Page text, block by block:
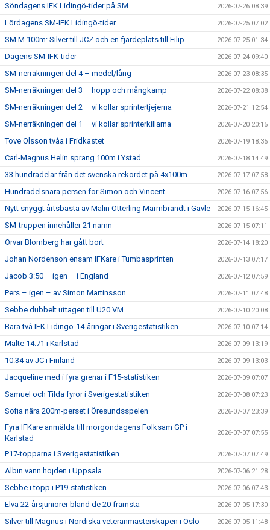
Söndagens IFK Lidingö-tider på SM 2026-07-26 08:39
Lördagens SM-IFK Lidingö-tider 2026-07-25 07:02
SM M 100m: Silver till JCZ och en fjärdeplats till Filip 2026-07-25 01:34
Dagens SM-IFK-tider 2026-07-24 09:40
SM-nerräkningen del 4 – medel/lång 2026-07-23 08:35
SM-nerräkningen del 3 – hopp och mångkamp 2026-07-22 08:38
SM-nerräkningen del 2 – vi kollar sprintertjejerna 2026-07-21 12:54
SM-nerräkningen del 1 – vi kollar sprinterkillarna 2026-07-20 20:15
Tove Olsson tvåa i Fridkastet 2026-07-19 18:35
Carl-Magnus Helin sprang 100m i Ystad 2026-07-18 14:49
33 hundradelar från det svenska rekordet på 4x100m 2026-07-17 07:58
Hundradelsnära persen för Simon och Vincent 2026-07-16 07:56
Nytt snyggt årtsbästa av Malin Otterling Marmbrandt i Gävle 2026-07-15 16:45
SM-truppen innehåller 21 namn 2026-07-15 07:11
Orvar Blomberg har gått bort 2026-07-14 18:20
Johan Nordenson ensam IFKare i Tumbasprinten 2026-07-13 07:17
Jacob 3:50 – igen – i England 2026-07-12 07:59
Pers – igen – av Simon Martinsson 2026-07-11 07:48
Sebbe dubbelt uttagen till U20 VM 2026-07-10 20:08
Bara två IFK Lidingö-14-åringar i Sverigestatistiken 2026-07-10 07:14
Malte 14.71 i Karlstad 2026-07-09 13:19
10.34 av JC i Finland 2026-07-09 13:03
Jacqueline med i fyra grenar i F15-statistiken 2026-07-09 07:07
Samuel och Tilda fyror i Sverigestatistiken 2026-07-08 07:23
Sofia nära 200m-perset i Öresundsspelen 2026-07-07 23:39
Fyra IFKare anmälda till morgondagens Folksam GP i
Karlstad
2026-07-07 07:55
P17-topparna i Sverigestatistiken 2026-07-07 07:49
Albin vann höjden i Uppsala 2026-07-06 21:28
Sebbe i topp i P19-statistiken 2026-07-06 07:43
Elva 22-årsjuniorer bland de 20 främsta 2026-07-05 17:30
Silver till Magnus i Nordiska veteranmästerskapen i Oslo 2026-07-05 11:48